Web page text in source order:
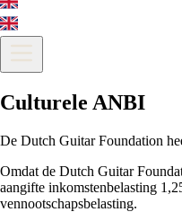
Culturele ANBI
De Dutch Guitar Foundation
Omdat de Dutch Guitar
aangifte inkomstenbelasting
vennootschapsbelasting.